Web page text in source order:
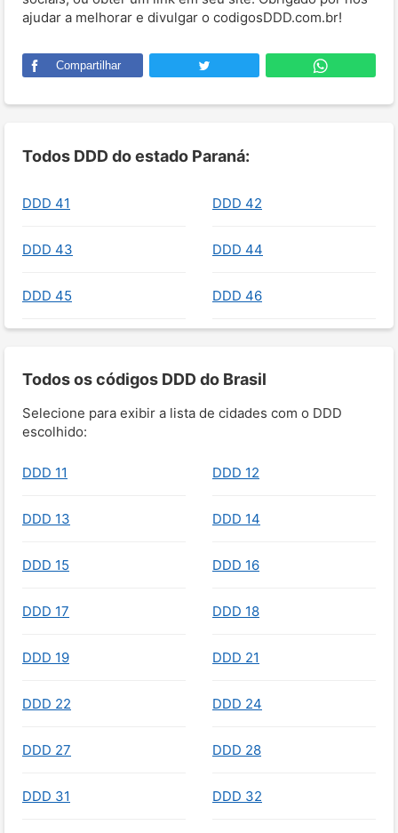
ajudar a melhorar e divulgar o codigosDDD.com.br!
Compartilhar
Todos DDD do estado Paraná:
DDD 41 DDD 42
DDD 43 DDD 44
DDD 45 DDD 46
Todos os códigos DDD do Brasil
Selecione para exibir a lista de cidades com o DDD
escolhido:
DDD 11 DDD 12
DDD 13 DDD 14
DDD 15 DDD 16
DDD 17 DDD 18
DDD 19 DDD 21
DDD 22 DDD 24
DDD 27 DDD 28
DDD 31 DDD 32